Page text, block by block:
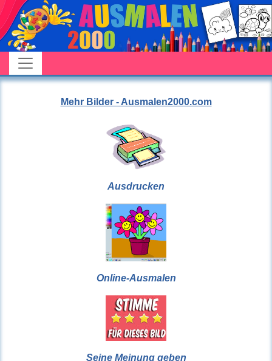
Mehr Bilder - Ausmalen2000.com
Ausdrucken
Online-Ausmalen
Seine Meinung geben